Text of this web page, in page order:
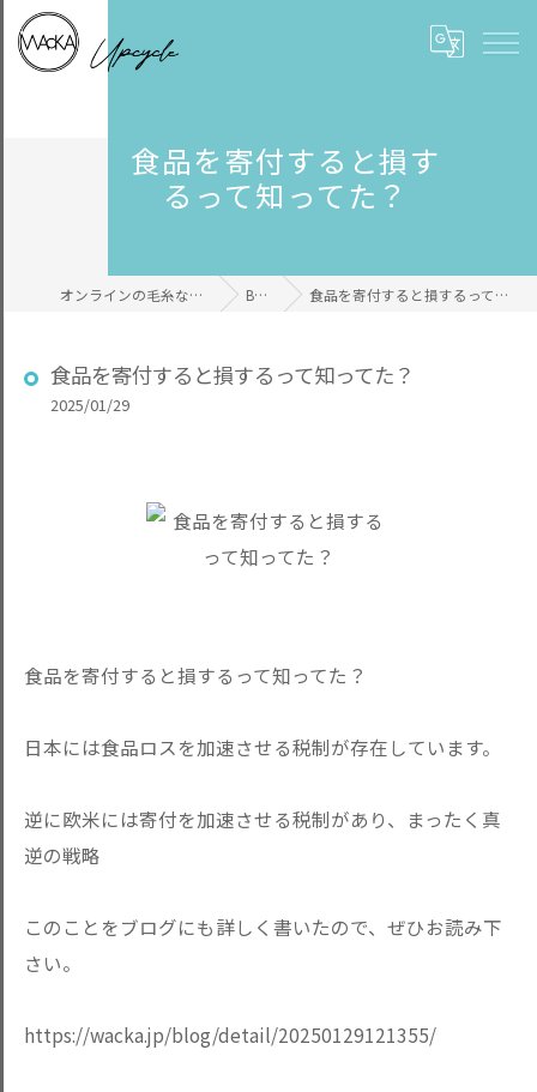
食品を寄付すると損す
るって知ってた？
オンラインの毛糸ならWAcKA BLOG 食品を寄付すると損するって知ってた？
食品を寄付すると損するって知ってた？
2025/01/29
食品を寄付すると損するって知ってた？
日本には食品ロスを加速させる税制が存在しています。
逆に欧米には寄付を加速させる税制があり、まったく真
逆の戦略
このことをブログにも詳しく書いたので、ぜひお読み下
さい。
https://wacka.jp/blog/detail/20250129121355/